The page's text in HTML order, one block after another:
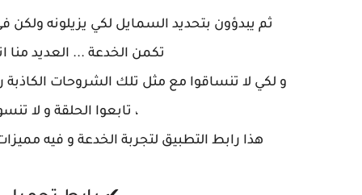
ثم يبدؤون بتحديد السمايل لكي يزيلونه
تكمن الخدعة ... العديد
و لكي لا تنساقوا مع مثل تلك الشروحات
، تابعوا الحلقة و لا
هذا رابط التطبيق لتجربة الخدعة و فيه